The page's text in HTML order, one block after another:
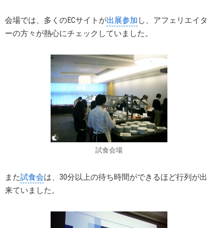
会場では、多くのECサイトが出展参加 し、アフェリエイタ
ーの方々が熱心にチェックしていました。
試食会場
また試食会は、30分以上の待ち時間ができるほど行列が出
来ていました。